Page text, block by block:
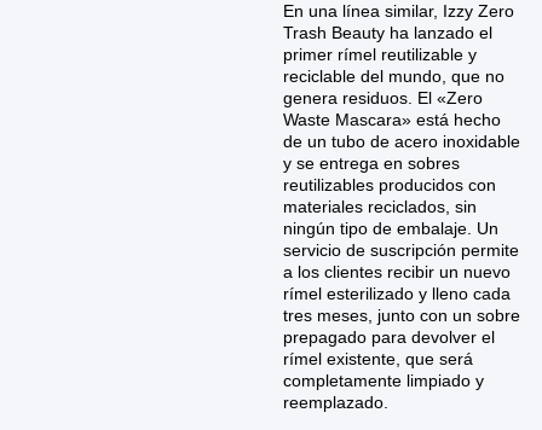
En una línea similar, Izzy Zero
Trash Beauty ha lanzado el
primer rímel reutilizable y
reciclable del mundo, que no
genera residuos. El «Zero
Waste Mascara» está hecho
de un tubo de acero inoxidable
y se entrega en sobres
reutilizables producidos con
materiales reciclados, sin
ningún tipo de embalaje. Un
servicio de suscripción permite
a los clientes recibir un nuevo
rímel esterilizado y lleno cada
tres meses, junto con un sobre
prepagado para devolver el
rímel existente, que será
completamente limpiado y
reemplazado.